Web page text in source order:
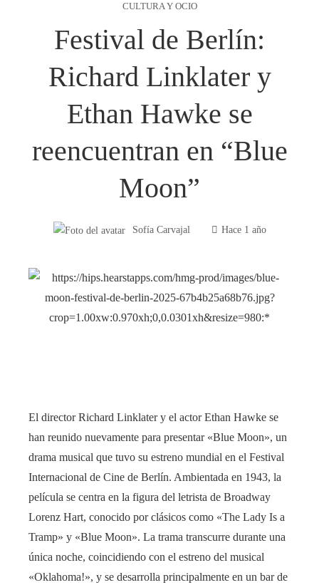
CULTURA Y OCIO
Festival de Berlín:
Richard Linklater y
Ethan Hawke se
reencuentran en “Blue
Moon”
Sofía Carvajal Hace 1 año
El director Richard Linklater y el actor Ethan Hawke se
han reunido nuevamente para presentar «Blue Moon», un
drama musical que tuvo su estreno mundial en el Festival
Internacional de Cine de Berlín. Ambientada en 1943, la
película se centra en la figura del letrista de Broadway
Lorenz Hart, conocido por clásicos como «The Lady Is a
Tramp» y «Blue Moon». La trama transcurre durante una
única noche, coincidiendo con el estreno del musical
«Oklahoma!», y se desarrolla principalmente en un bar de